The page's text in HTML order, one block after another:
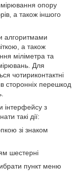
опору
а також іншого
алгоритмами
а також
міліметра та
Для
чотириконтактні
сторонніх перешкод
інтерфейсу з
такі дії:
зі знаком
шестерні
пункт меню